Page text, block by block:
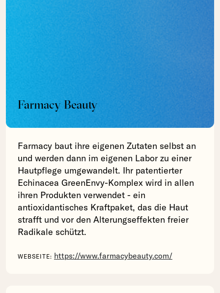
Farmacy Beauty
Farmacy baut ihre eigenen Zutaten selbst an
und werden dann im eigenen Labor zu einer
Hautpflege umgewandelt. Ihr patentierter
Echinacea GreenEnvy-Komplex wird in allen
ihren Produkten verwendet - ein
antioxidantisches Kraftpaket, das die Haut
strafft und vor den Alterungseffekten freier
Radikale schützt.
WEBSEITE: https://www.farmacybeauty.com/